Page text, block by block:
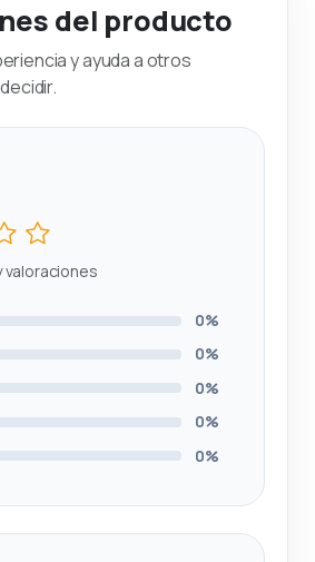
del producto
y ayuda a otros
valoraciones
0%
0%
0%
0%
0%